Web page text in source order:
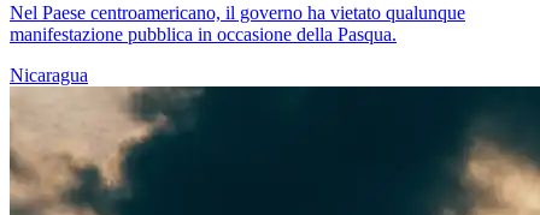
Nel Paese centroamericano, il governo ha vietato qualunque
manifestazione pubblica in occasione della Pasqua.
Nicaragua